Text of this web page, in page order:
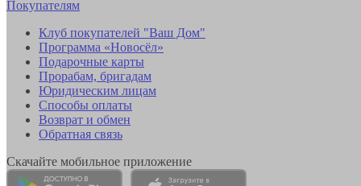
Покупателям
Клуб покупателей "Ваш Дом"
Программа «Новосёл»
Подарочные карты
Прорабам, бригадам
Юридическим лицам
Способы оплаты
Возврат и обмен
Обратная связь
Скачайте мобильное приложение